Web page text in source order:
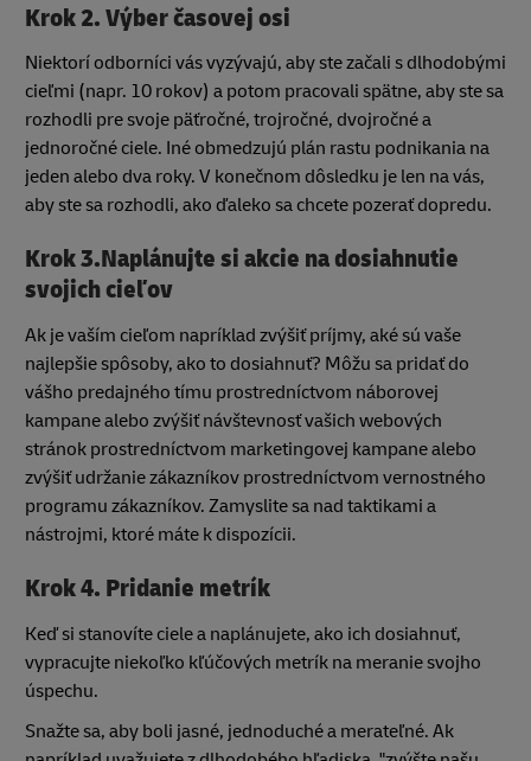
Krok 2. Výber časovej osi
Niektorí odborníci vás vyzývajú, aby ste začali s dlhodobými
cieľmi (napr. 10 rokov) a potom pracovali spätne, aby ste sa
rozhodli pre svoje päťročné, trojročné, dvojročné a
jednoročné ciele. Iné obmedzujú plán rastu podnikania na
jeden alebo dva roky. V konečnom dôsledku je len na vás,
aby ste sa rozhodli, ako ďaleko sa chcete pozerať dopredu.
Krok 3.Naplánujte si akcie na dosiahnutie
svojich cieľov
Ak je vaším cieľom napríklad zvýšiť príjmy, aké sú vaše
najlepšie spôsoby, ako to dosiahnuť? Môžu sa pridať do
vášho predajného tímu prostredníctvom náborovej
kampane alebo zvýšiť návštevnosť vašich webových
stránok prostredníctvom marketingovej kampane alebo
zvýšiť udržanie zákazníkov prostredníctvom vernostného
programu zákazníkov. Zamyslite sa nad taktikami a
nástrojmi, ktoré máte k dispozícii.
Krok 4. Pridanie metrík
Keď si stanovíte ciele a naplánujete, ako ich dosiahnuť,
vypracujte niekoľko kľúčových metrík na meranie svojho
úspechu.
Snažte sa, aby boli jasné, jednoduché a merateľné. Ak